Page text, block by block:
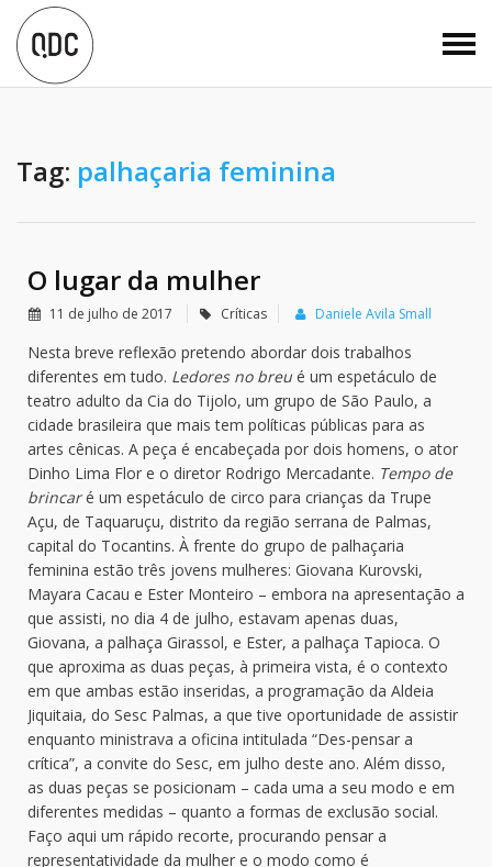
Tag: palhaçaria feminina
O lugar da mulher
11 de julho de 2017 Críticas Daniele Avila Small
Nesta breve reflexão pretendo abordar dois trabalhos
diferentes em tudo. Ledores no breu é um espetáculo de
teatro adulto da Cia do Tijolo, um grupo de São Paulo, a
cidade brasileira que mais tem políticas públicas para as
artes cênicas. A peça é encabeçada por dois homens, o ator
Dinho Lima Flor e o diretor Rodrigo Mercadante. Tempo de
brincaré um espetáculo de circo para crianças da Trupe
Açu, de Taquaruçu, distrito da região serrana de Palmas,
capital do Tocantins. À frente do grupo de palhaçaria
feminina estão três jovens mulheres: Giovana Kurovski,
Mayara Cacau e Ester Monteiro – embora na apresentação a
que assisti, no dia 4 de julho, estavam apenas duas,
Giovana, a palhaça Girassol, e Ester, a palhaça Tapioca. O
que aproxima as duas peças, à primeira vista, é o contexto
em que ambas estão inseridas, a programação da Aldeia
Jiquitaia, do Sesc Palmas, a que tive oportunidade de assistir
enquanto ministrava a oficina intitulada “Des-pensar a
crítica”, a convite do Sesc, em julho deste ano. Além disso,
as duas peças se posicionam – cada uma a seu modo e em
diferentes medidas – quanto a formas de exclusão social.
Faço aqui um rápido recorte, procurando pensar a
representatividade da mulher e o modo como é